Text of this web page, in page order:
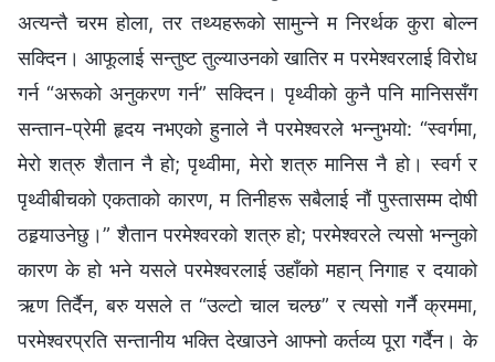
अत्यन्तै चरम होला, तर तथ्यहरूको सामुन्ने म निरर्थक कुरा बोल्‍न
सक्दिन। आफूलाई सन्तुष्ट तुल्याउनको खातिर म परमेश्‍वरलाई विरोध
गर्न “अरूको अनुकरण गर्न” सक्दिन। पृथ्वीको कुनै पनि मानिससँग
सन्तान-प्रेमी हृदय नभएको हुनाले नै परमेश्‍वरले भन्‍नुभयो: “स्वर्गमा,
मेरो शत्रु शैतान नै हो; पृथ्वीमा, मेरो शत्रु मानिस नै हो। स्वर्ग र
पृथ्वीबीचको एकताको कारण, म तिनीहरू सबैलाई नौं पुस्तासम्‍म दोषी
ठहर्‍याउनेछु।” शैतान परमेश्‍वरको शत्रु हो; परमेश्‍वरले त्यसो भन्‍नुको
कारण के हो भने यसले परमेश्‍वरलाई उहाँको महान् निगाह र दयाको
ऋण तिर्दैन, बरु यसले त “उल्टो चाल चल्छ” र त्यसो गर्नै क्रममा,
परमेश्‍वरप्रति सन्तानीय भक्ति देखाउने आफ्‍नो कर्तव्य पूरा गर्दैन। के